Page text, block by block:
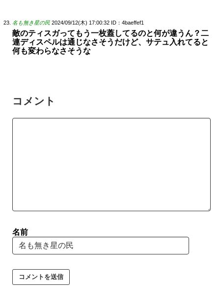
名も無き星の民 2024/09/12(木) 17:00:32 ID：4baeffef1
敵のティスガってもう一枚蓋してるのと何が違うん？二
連ディスペルは通じなさそうだけど、サテュ入れてると
何も変わらなさそうな
コメント
名前